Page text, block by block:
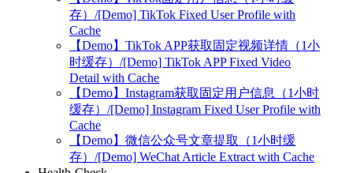
存）/[Demo] TikTok Fixed User Profile with
Cache
【Demo】TikTok APP获取固定视频详情（1小
时缓存）/[Demo] TikTok APP Fixed Video
Detail with Cache
【Demo】Instagram获取固定用户信息（1小时
缓存）/[Demo] Instagram Fixed User Profile with
Cache
【Demo】微信公众号文章提取（1小时缓
存）/[Demo] WeChat Article Extract with Cache